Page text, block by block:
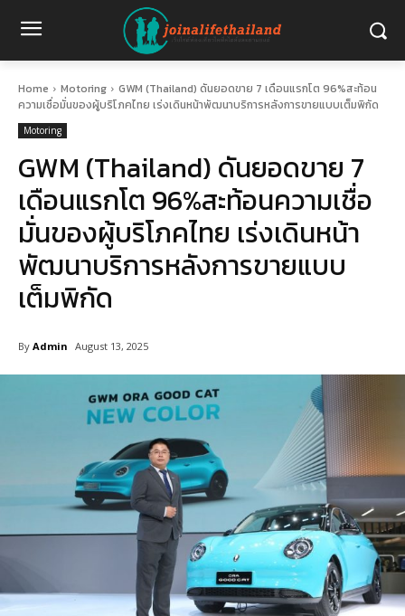
Home Motoring
GWM (Thailand) ดันยอดขาย 7 เดือนแรกโต 96%สะท้อน
ความเชื่อมั่นของผู้บริโภคไทย เร่งเดินหน้าพัฒนาบริการหลังการขายแบบเต็มพิกัด
Motoring
GWM (Thailand) ดันยอดขาย 7
เดือนแรกโต 96%สะท้อนความเชื่อ
มั่นของผู้บริโภคไทย เร่งเดินหน้า
พัฒนาบริการหลังการขายแบบ
เต็มพิกัด
By Admin August 13, 2025